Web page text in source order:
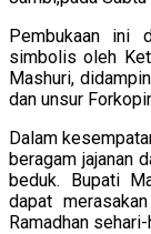
Pembukaan ini
simbolis oleh
Mashuri,
dan unsur
Dalam
beragam jajanan
beduk. Bupati
dapat
Ramadhan sehari-